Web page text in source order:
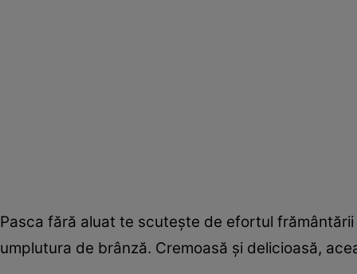
Pasca fără aluat te scuteşte de efortul
umplutura de brânză. Cremoasă şi delicioasă,